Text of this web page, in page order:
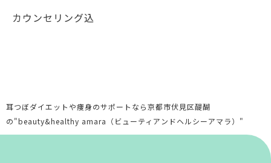
カウンセリング込
耳つぼダイエットや痩身のサポートなら京都市伏見区醍醐
の"beauty&healthy amara（ビューティアンドヘルシーアマラ）"